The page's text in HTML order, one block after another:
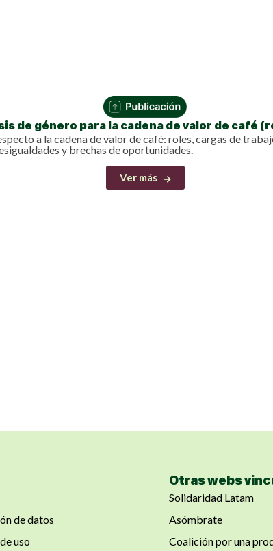
de género para la cadena de valor de café
a la cadena de valor de café: roles, cargas de
y brechas de oportunidades.
Ver más
de datos
uso
Otras webs
Solidaridad Latam
Asómbrate
Coalición por una